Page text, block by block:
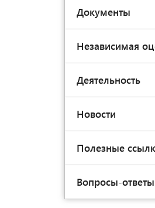
Документы
Независимая
Деятельность
Новости
Полезные
Вопросы-ответы